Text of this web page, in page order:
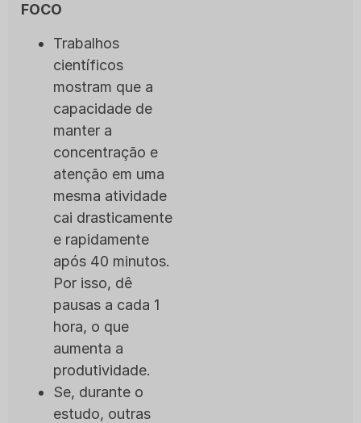
FOCO
Trabalhos
científicos
mostram que a
capacidade de
manter a
concentração e
atenção em uma
mesma atividade
cai drasticamente
e rapidamente
após 40 minutos.
Por isso, dê
pausas a cada 1
hora, o que
aumenta a
produtividade.
Se, durante o
estudo, outras